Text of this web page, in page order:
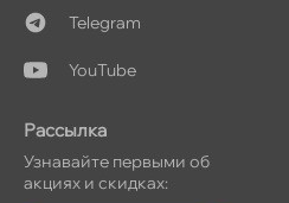
Telegram
YouTube
Рассылка
Узнавайте первыми о
акциях и скидках: